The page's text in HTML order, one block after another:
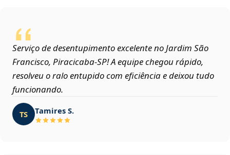
Serviço de desentupimento excelente no Jardim São
Francisco, Piracicaba‑SP! A equipe chegou rápido,
resolveu o ralo entupido com eficiência e deixou tudo
funcionando.
TS Tamires S.